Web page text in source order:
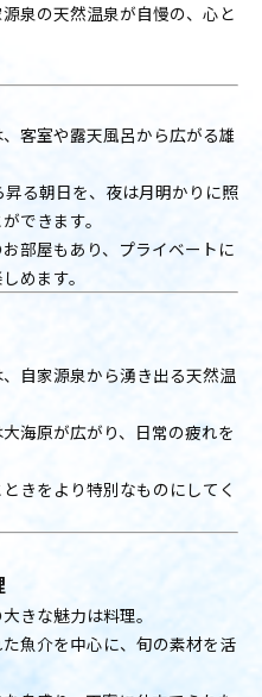
泉の天然温泉が自慢の、心と
客室や露天風呂から広がる雄
る朝日を、夜は月明かりに照
できます。
部屋もあり、プライベートに
めます。
自家源泉から湧き出る天然温
海原が広がり、日常の疲れを
きをより特別なものにしてく
きな魅力は料理。
魚介を中心に、旬の素材を活